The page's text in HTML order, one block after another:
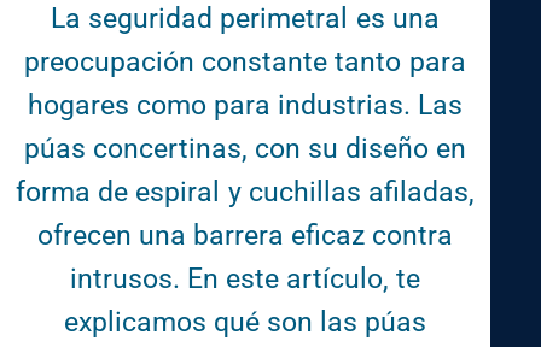
La seguridad perimetral es una
preocupación constante tanto para
hogares como para industrias. Las
púas concertinas, con su diseño en
forma de espiral y cuchillas afiladas,
ofrecen una barrera eficaz contra
intrusos. En este artículo, te
explicamos qué son las púas